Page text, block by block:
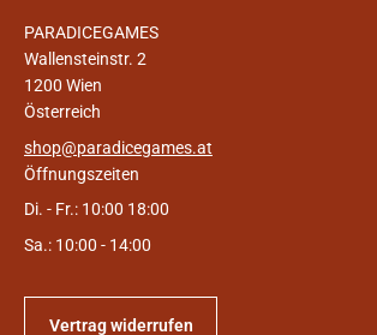
PARADICEGAMES
Wallensteinstr. 2
1200 Wien
Österreich
shop@paradicegames.at
Öffnungszeiten
Di. - Fr.: 10:00 18:00
Sa.: 10:00 - 14:00
Vertrag widerrufen